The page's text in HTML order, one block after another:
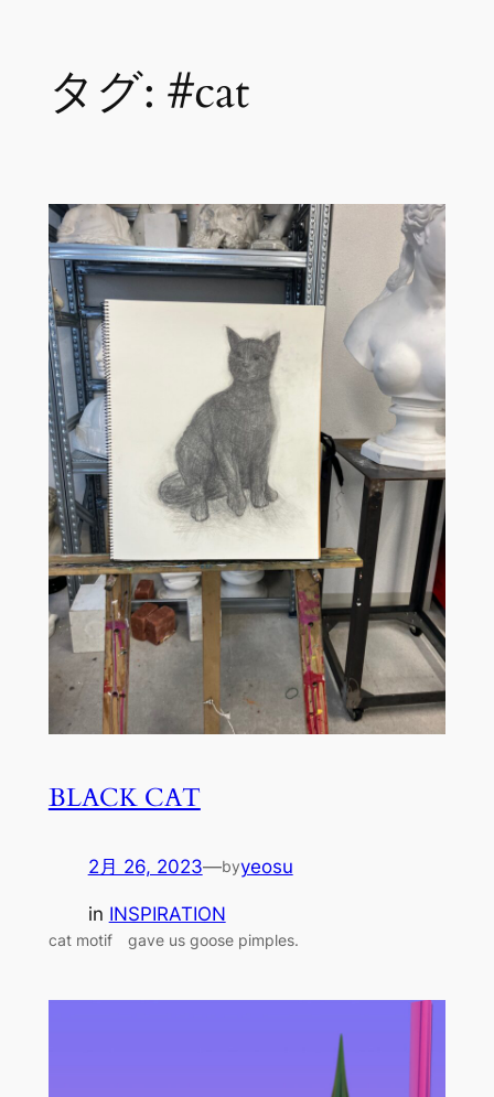
タグ: #cat
BLACK CAT
2月 26, 2023—byyeosu
in INSPIRATION
cat motif gave us goose pimples.